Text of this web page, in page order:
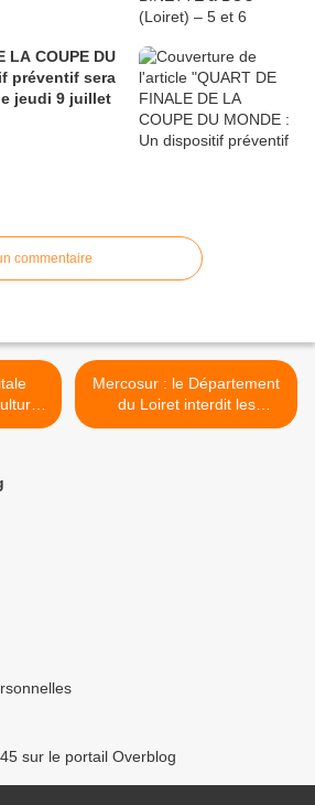
LA COUPE DU
préventif sera
jeudi 9 juillet
commentaire
Mercosur : le Département
du Loiret interdit les
produits d’Amérique du Sud
sur le portail Overblog